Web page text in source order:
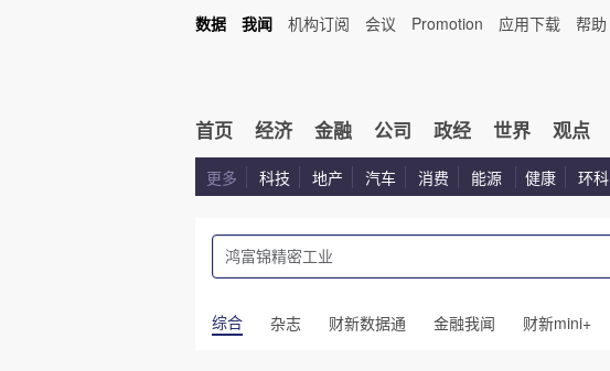
数据 我闻 机构订阅 会议 Promotion 应用下载 帮助
首页 经济 金融 公司 政经 世界 观点
更多 科技 地产 汽车 消费 能源 健康 环科
综合 杂志 财新数据通 金融我闻 财新mini+